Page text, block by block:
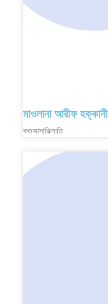
মাওলানা আরীফ হক্কানী
কতআসাতিক্সাতি